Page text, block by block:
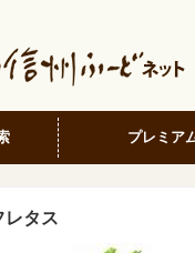
プレミア
レタス